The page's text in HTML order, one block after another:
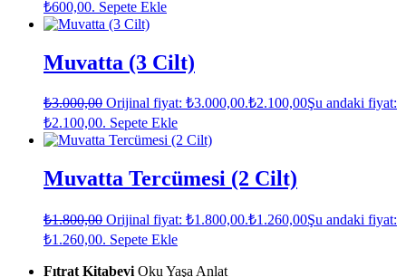
₺600,00. Sepete Ekle
Muvatta (3 Cilt)
₺3.000,00 Orijinal fiyat: ₺3.000,00.₺2.100,00Şu andaki fiyat:
₺2.100,00. Sepete Ekle
Muvatta Tercümesi (2 Cilt)
₺1.800,00 Orijinal fiyat: ₺1.800,00.₺1.260,00Şu andaki fiyat:
₺1.260,00. Sepete Ekle
Fıtrat Kitabevi Oku Yaşa Anlat